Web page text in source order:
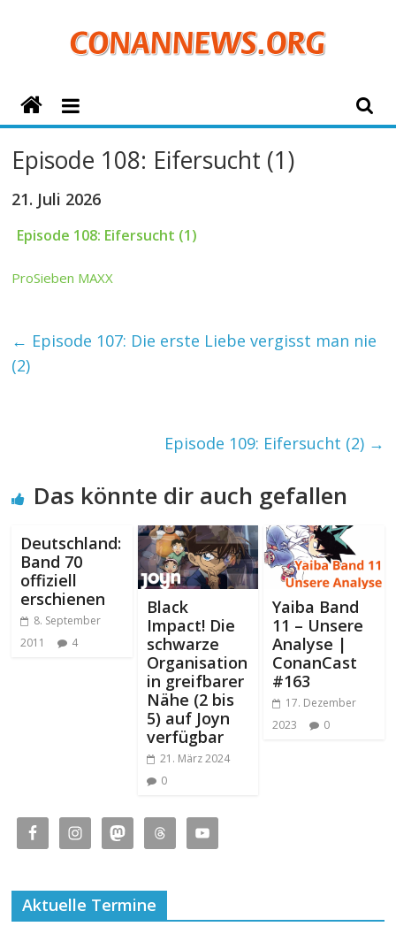
ConanNews.org
Conan
Episode 108: Eifersucht (1)
21. Juli 2026
Episode 108: Eifersucht (1)
ProSieben MAXX
← Episode 107: Die erste Liebe vergisst man nie
(2)
Episode 109: Eifersucht (2) →
Das könnte dir auch gefallen
Deutschland:
Band 70
offiziell
erschienen
8. September
2011
4
Black
Impact! Die
schwarze
Organisation
in greifbarer
Nähe (2 bis
5) auf Joyn
verfügbar
21. März 2024
0
Yaiba Band
11 – Unsere
Analyse |
ConanCast
#163
17. Dezember
2023
0
Aktuelle Termine